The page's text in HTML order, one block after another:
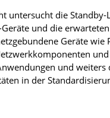
untersucht die
Geräte und die
Geräte
und
in der